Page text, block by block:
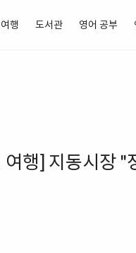
행 도서관 영어 공부
여행] 지동시장 "